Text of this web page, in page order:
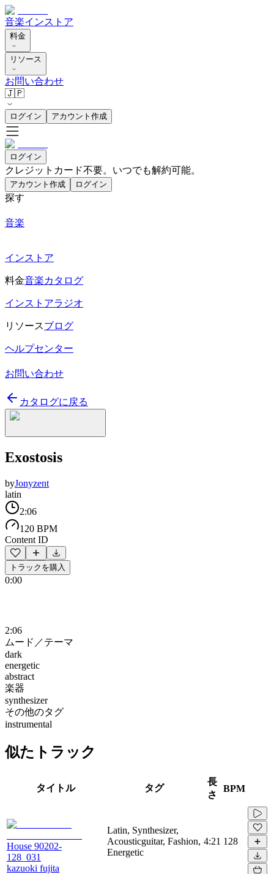
音楽インストア
料金
リソース
お問い合わせ
🇯🇵
ログイン アカウント作成
ログイン
クレジットカード不要。いつでも解約可能。
アカウント作成 ログイン
探す
音楽
インストア
料金音楽カタログ
インストアラジオ
リソースブログ
ヘルプセンター
お問い合わせ
カタログに戻る
Exostosis
byJonyzent
latin
2:06
120 BPM
Content ID
トラックを購入
0:00
2:06
ムード／テーマ
dark
energetic
abstract
楽器
synthesizer
その他のタグ
instrumental
似たトラック
タイトル タグ
長
さ
BPM
House 90202-
128_031
kazuoki fujita
Latin, Synthesizer,
Acousticguitar, Fashion,
Energetic
4:21 128